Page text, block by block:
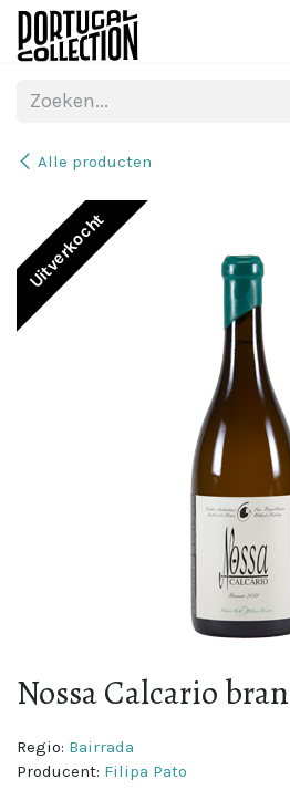
Overslaan naar inhoud
Alle producten
Uitverkocht
Nossa Calcario
Regio: Bairrada
Producent: Filipa Pato